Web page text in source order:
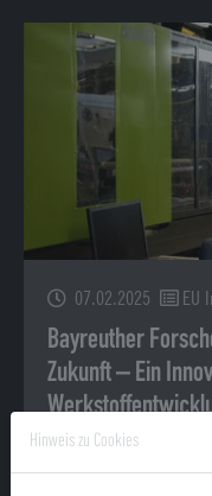
07.02.2025 EU
Bayreuther
Zukunft – Ein
Sie entwickeln
Hinweis zu Cookies